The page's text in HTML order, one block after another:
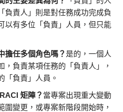
負責人」則是對任務成功完成負
以有多位「負責」人員，但只能
擔任多個角色嗎？是的，一個人
，負責某項任務的「負責人」，
「負責」人員。
矩陣？ 當專案出現重大變動
圍變更，或專案新階段開始時，